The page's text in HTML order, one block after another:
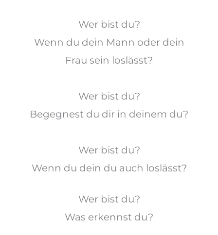
Wer bist du?
Wenn du dein Mann oder dein
Frau sein loslässt?
Wer bist du?
Begegnest du dir in deinem du?
Wer bist du?
Wenn du dein du auch loslässt?
Wer bist du?
Was erkennst du?